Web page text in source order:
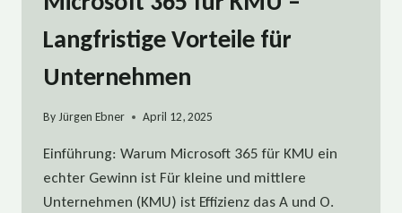
Langfristige Vorteile für
Unternehmen
ByJürgen Ebner April 12, 2025
Einführung: Warum Microsoft 365 für KMU ein
echter Gewinn ist Für kleine und mittlere
Unternehmen (KMU) ist Effizienz das A und O.